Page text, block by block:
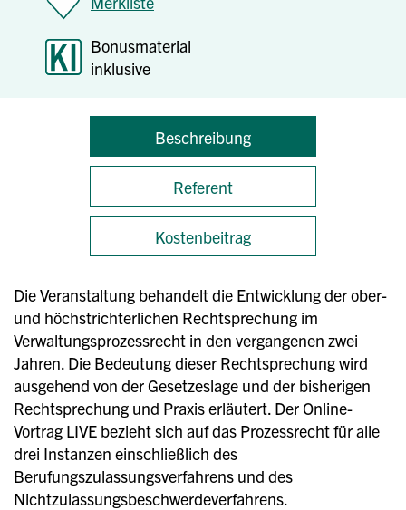
Bonusmaterial
inklusive
Beschreibung
Referent
Kostenbeitrag
Die Veranstaltung behandelt die Entwicklung der ober-
und höchstrichterlichen Rechtsprechung im
Verwaltungsprozessrecht in den vergangenen zwei
Jahren. Die Bedeutung dieser Rechtsprechung wird
ausgehend von der Gesetzeslage und der bisherigen
Rechtsprechung und Praxis erläutert. Der Online-
Vortrag LIVE bezieht sich auf das Prozessrecht für alle
drei Instanzen einschließlich des
Berufungszulassungsverfahrens und des
Nichtzulassungsbeschwerdeverfahrens.